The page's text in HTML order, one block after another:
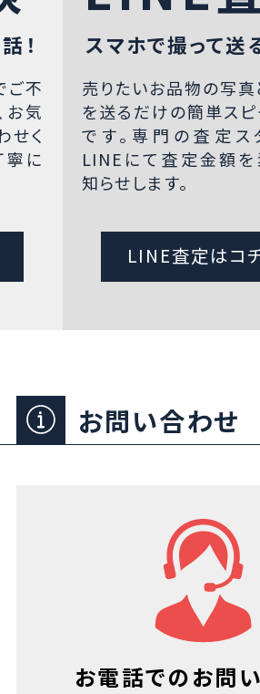
！
ご不
お気
せく
寧に
スマホで撮って送
売りたいお品物の写真
を送るだけの簡単ス
です。専門の査定ス
LINEにて査定金額を
知らせします。
LINE査定はコ
お問い合わせ
お電話でのお問